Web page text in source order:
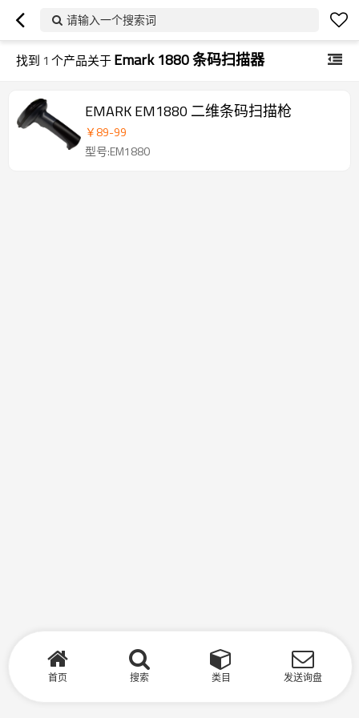
请输入一个搜索词
找到 1 个产品关于Emark 1880 条码扫描器
EMARK EM1880 二维条码扫描枪
￥89-99
型号:EM1880
首页 搜索 类目 发送询盘